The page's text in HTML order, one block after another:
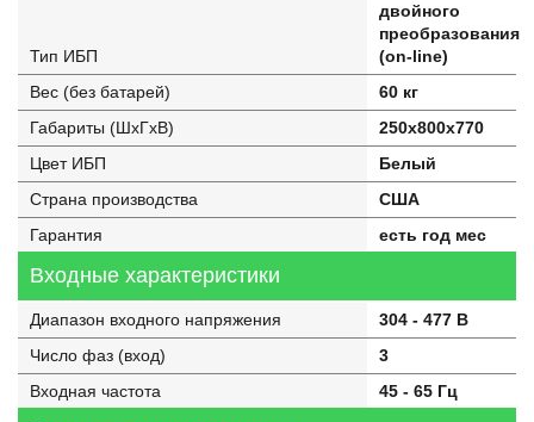
Тип ИБП
двойного
преобразования
(on-line)
Вес (без батарей)
60 кг
Габариты (ШхГхВ)
250х800х770
Цвет ИБП
Белый
Страна производства
США
Гарантия
есть год мес
Входные характеристики
Диапазон входного напряжения
304 - 477 В
Число фаз (вход)
3
Входная частота
45 - 65 Гц